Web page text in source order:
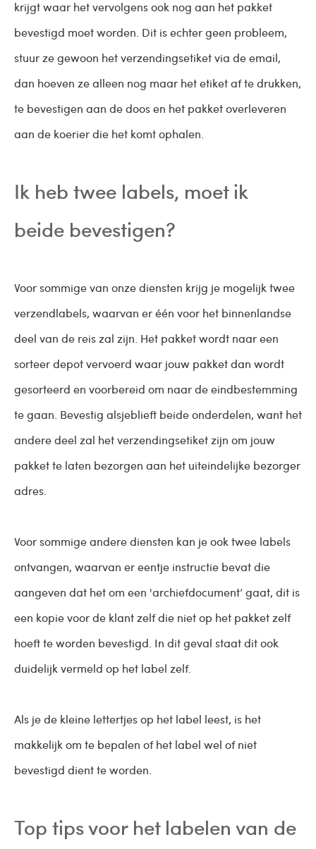
krijgt waar het vervolgens ook nog aan het pakket
bevestigd moet worden. Dit is echter geen probleem,
stuur ze gewoon het verzendingsetiket via de email,
dan hoeven ze alleen nog maar het etiket af te drukken,
te bevestigen aan de doos en het pakket overleveren
aan de koerier die het komt ophalen.
Ik heb twee labels, moet ik
beide bevestigen?
Voor sommige van onze diensten krijg je mogelijk twee
verzendlabels, waarvan er één voor het binnenlandse
deel van de reis zal zijn. Het pakket wordt naar een
sorteer depot vervoerd waar jouw pakket dan wordt
gesorteerd en voorbereid om naar de eindbestemming
te gaan. Bevestig alsjeblieft beide onderdelen, want het
andere deel zal het verzendingsetiket zijn om jouw
pakket te laten bezorgen aan het uiteindelijke bezorger
adres.
Voor sommige andere diensten kan je ook twee labels
ontvangen, waarvan er eentje instructie bevat die
aangeven dat het om een 'archiefdocument’ gaat, dit is
een kopie voor de klant zelf die niet op het pakket zelf
hoeft te worden bevestigd. In dit geval staat dit ook
duidelijk vermeld op het label zelf.
Als je de kleine lettertjes op het label leest, is het
makkelijk om te bepalen of het label wel of niet
bevestigd dient te worden.
Top tips voor het labelen van de